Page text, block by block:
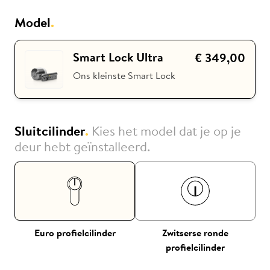
Nuki Club
Model.
Smart Lock Ultra € 349,00
Ons kleinste Smart Lock
Sluitcilinder. Kies het model dat je op je
deur hebt geïnstalleerd.
Euro profielcilinder
Zwitserse ronde
profielcilinder